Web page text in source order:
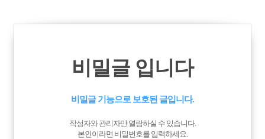
비밀글 입니다
비밀글 기능으로 보호된 글입니다.
작성자와 관리자만 열람하실 수 있습니다.
본인이라면 비밀번호를 입력하세요.